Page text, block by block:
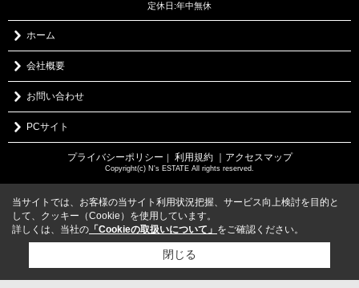
定休日:年中無休
ホーム
会社概要
お問い合わせ
PCサイト
プライバシーポリシー 利用規約 ｜アクセスマップ
Copyright(c) N's ESTATE All rights reserved.
当サイトでは、お客様の当サイト利用状況把握、サービス向上検討を目的と
して、クッキー（Cookie）を使用しています。
詳しくは、当社の 「Cookieの取扱いについて」 をご確認ください。
閉じる